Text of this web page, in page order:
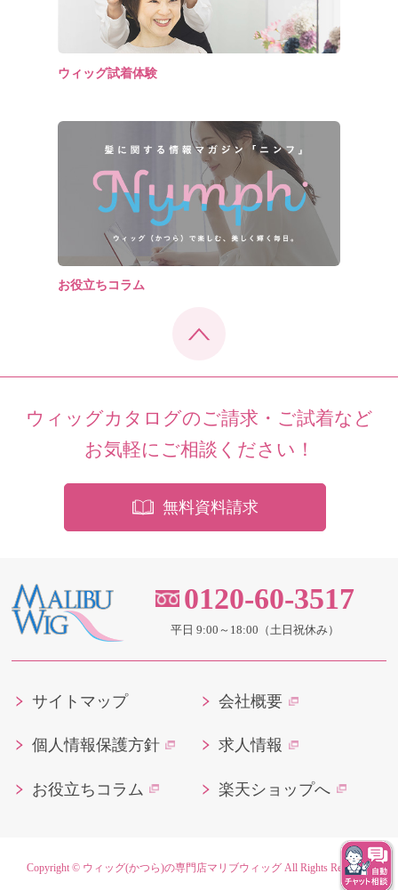
ウィッグ試着体験
お役立ちコラム
ウィッグカタログのご請求・ご試着など
お気軽にご相談ください！
無料資料請求
0120-60-3517
平日 9:00～18:00（土日祝休み）
サイトマップ 会社概要
個人情報保護方針 求人情報
お役立ちコラム 楽天ショップへ
Copyright © ウィッグ(かつら)の専門店マリブウィッグAll Rights Reserved.